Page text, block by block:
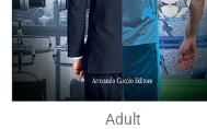
Adult